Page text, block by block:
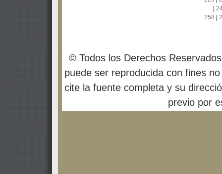
258
© Todos los Derechos
puede ser reproducida con fines
cite la fuente completa y su
previo por